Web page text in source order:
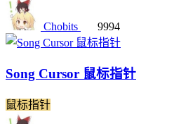
Chobits 9994
Song Cursor 鼠标指针
鼠标指针